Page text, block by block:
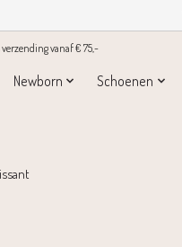
verzending vanaf € 75,-
Newborn Schoenen